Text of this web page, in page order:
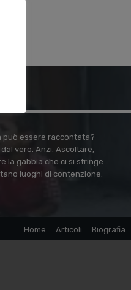
può essere raccontata?
vero. Anzi. Ascoltare,
la gabbia che ci si stringe
luoghi di contenzione.
Home Articoli Biografia